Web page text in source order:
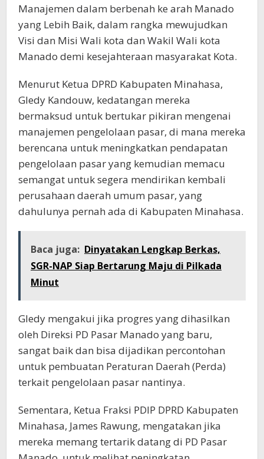
Manajemen dalam berbenah ke arah Manado
yang Lebih Baik, dalam rangka mewujudkan
Visi dan Misi Wali kota dan Wakil Wali kota
Manado demi kesejahteraan masyarakat Kota.
Menurut Ketua DPRD Kabupaten Minahasa,
Gledy Kandouw, kedatangan mereka
bermaksud untuk bertukar pikiran mengenai
manajemen pengelolaan pasar, di mana mereka
berencana untuk meningkatkan pendapatan
pengelolaan pasar yang kemudian memacu
semangat untuk segera mendirikan kembali
perusahaan daerah umum pasar, yang
dahulunya pernah ada di Kabupaten Minahasa.
Baca juga: Dinyatakan Lengkap Berkas,
SGR-NAP Siap Bertarung Maju di Pilkada
Minut
Gledy mengakui jika progres yang dihasilkan
oleh Direksi PD Pasar Manado yang baru,
sangat baik dan bisa dijadikan percontohan
untuk pembuatan Peraturan Daerah (Perda)
terkait pengelolaan pasar nantinya.
Sementara, Ketua Fraksi PDIP DPRD Kabupaten
Minahasa, James Rawung, mengatakan jika
mereka memang tertarik datang di PD Pasar